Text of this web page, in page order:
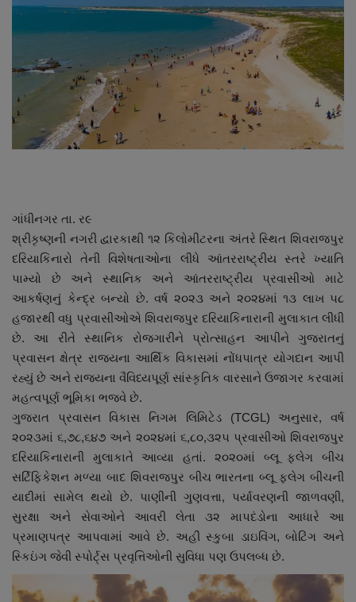
About Author
Dipotsav Special
આંતરરાષ્ટ્રીય
ગુજરાત
જુનાગઢ
Support US
બજારના સમાચાર
નાણાંકીય સમાચાર
સ્થાનિક સમાચાર
સ્પોર્ટ્સ
રાશિફળ
ગુનાખોરી
બોલિવૂડ
ગાંધીનગર તા. ર૯
શ્રીકૃષ્ણની નગરી દ્વારકાથી ૧૨ કિલોમીટરના અંતરે સ્થિત શિવરાજપુર
દરિયાકિનારો તેની વિશેષતાઓના લીધે આંતરરાષ્ટ્રીય સ્તરે ખ્યાતિ
પામ્યો છે અને સ્થાનિક અને આંતરરાષ્ટ્રીય પ્રવાસીઓ માટે
આકર્ષણનું કેન્દ્ર બન્યો છે. વર્ષ ૨૦૨૩ અને ૨૦૨૪માં ૧૩ લાખ ૫૮
હજારથી વધુ પ્રવાસીઓએ શિવરાજપુર દરિયાકિનારાની મુલાકાત લીધી
છે. આ રીતે સ્થાનિક રોજગારીને પ્રોત્સાહન આપીને ગુજરાતનું
પ્રવાસન ક્ષેત્ર રાજ્યના આર્થિક વિકાસમાં નોંધપાત્ર યોગદાન આપી
રહ્યું છે અને રાજ્યના વૈવિધ્યપૂર્ણ સાંસ્કૃતિક વારસાને ઉજાગર કરવામાં
મહત્વપૂર્ણ ભૂમિકા ભજવે છે.
ગુજરાત પ્રવાસન વિકાસ નિગમ લિમિટેડ (TCGL) અનુસાર, વર્ષ
૨૦૨૩માં ૬,૭૮,૬૪૭ અને ૨૦૨૪માં ૬,૮૦,૩૨૫ પ્રવાસીઓ શિવરાજપુર
દરિયાકિનારાની મુલાકાતે આવ્યા હતાં. ૨૦૨૦માં બ્લૂ ફ્લેગ બીચ
સર્ટિફિકેશન મળ્યા બાદ શિવરાજપુર બીચ ભારતના બ્લૂ ફ્લેગ બીચની
યાદીમાં સામેલ થયો છે. પાણીની ગુણવત્તા, પર્યાવરણની જાળવણી,
સુરક્ષા અને સેવાઓને આવરી લેતા ૩૨ માપદંડોના આધારે આ
પ્રમાણપત્ર આપવામાં આવે છે. અહીં સ્કુબા ડાઇવિંગ, બોટિંગ અને
સ્કિઇંગ જેવી સ્પોર્ટ્સ પ્રવૃત્તિઓની સુવિધા પણ ઉપલબ્ધ છે.